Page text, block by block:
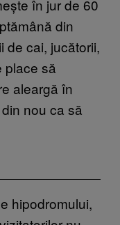
în jur de 60
din
de cai, jucătorii,
place să
aleargă în
nou ca să
hipodromului,